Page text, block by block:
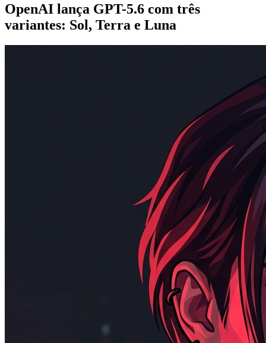
OpenAI lança GPT-5.6 com três
variantes: Sol, Terra e Luna